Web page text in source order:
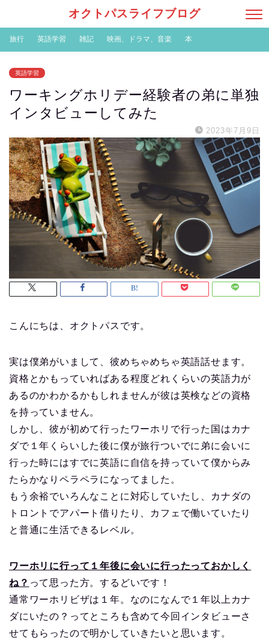
オクトパスライフブログ
旅行 英語学習 雑記 映画、ドラマ、音楽 本
英語学習
ワーキングホリデー経験者の弟に単独
インタビューしてみた
2023年7月9日
こんにちは、オクトパスです。
実は僕弟がいまして、彼めちゃめちゃ英語話せます。
資格とかもっていればある程度どれくらいの英語力が
あるのかわかるかもしれませんが彼は英検などの資格
を持っていません。
しかし、彼が初めて行ったワーホリで行った国はカナ
ダで１年くらいした後に僕が旅行ついでに弟に会いに
行った時にはすでに英語に自信を持っていて僕からみ
たらかなりペラペラになってました。
もう余裕でいろんなことに対応していたし、カナダの
トロントでアパート借りたり、カフェで働いていたり
と普通に生活できるレベル。
ワーホリに行って１年後に会いに行ったっておかしく
ね？ って思った方。するどいです！
通常ワーホリビザは１年。なのになんで１年以上カナ
ダにいたの？ってところも含めて今回インタビューさ
せてもらったので明かしていきたいと思います。